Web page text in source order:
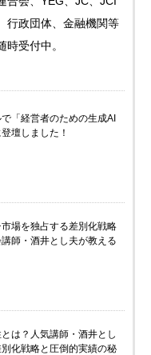
行政団体、金融機関等
時受付中。
「経営者のための生成AI
壇しました！
場を独占する差別化戦略
師・酒井とし夫が教える
は？人気講師・酒井とし
化戦略と圧倒的実績の秘